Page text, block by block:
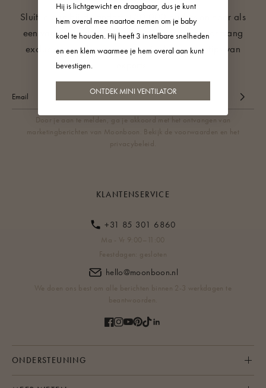
Sluit je aan bij de andere +50.000 ouders en hoor als
een van de eersten over productlanceringen, ontvang
exclusieve aanbiedingen en krijg babyslaaptips van
Door je aan te melden, ga je akkoord met het ontvangen van
marketingberichten van Moonboon. Bekijk de voorwaarden en het
privacybeleid.
KLANTENSERVICE
+31 85 301 6860
Ma - Vr 9:00–11:00
Feestdagen: gesloten
hello@moonboon.nl
We doen ons best om alle berichten binnen 2-3 werkdagen te
beantwoorden.
ONDERSTEUNING
Hij is lichtgewicht en draagbaar, dus je kunt
hem overal mee naartoe nemen om je baby
koel te houden. Hij heeft 3 instelbare snelheden
en een klem waarmee je hem overal aan kunt
bevestigen.
ONTDEK MINI VENTILATOR